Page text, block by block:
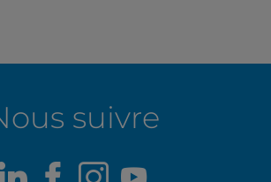
suivre